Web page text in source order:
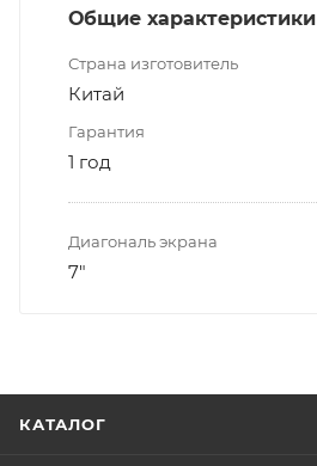
Общие характеристики
Страна изготовитель
Китай
Гарантия
1 год
Диагональ экрана
7"
КАТАЛОГ